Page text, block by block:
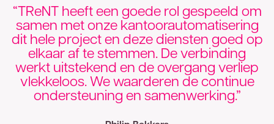
“TReNT heeft een goede rol gespeeld om
samen met onze kantoorautomatisering
dit hele project en deze diensten goed op
elkaar af te stemmen. De verbinding
werkt uitstekend en de overgang verliep
vlekkeloos. We waarderen de continue
ondersteuning en samenwerking.”